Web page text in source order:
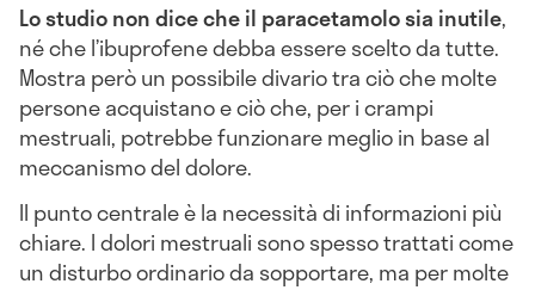
Lo studio non dice che il paracetamolo sia inutile,
né che l’ibuprofene debba essere scelto da tutte.
Mostra però un possibile divario tra ciò che molte
persone acquistano e ciò che, per i crampi
mestruali, potrebbe funzionare meglio in base al
meccanismo del dolore.
Il punto centrale è la necessità di informazioni più
chiare. I dolori mestruali sono spesso trattati come
un disturbo ordinario da sopportare, ma per molte